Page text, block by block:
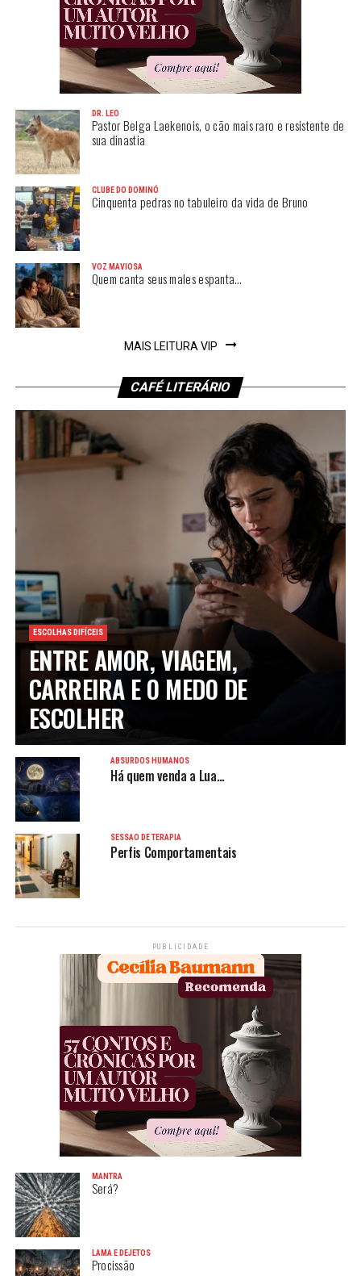
DR. LEO
Pastor Belga Laekenois, o cão mais raro e resistente de
sua dinastia
CLUBE DO DOMINÓ
Cinquenta pedras no tabuleiro da vida de Bruno
VOZ MAVIOSA
Quem canta seus males espanta…
MAIS LEITURA VIP
CAFÉ LITERÁRIO
ESCOLHAS DIFÍCEIS
ENTRE AMOR, VIAGEM,
CARREIRA E O MEDO DE
ESCOLHER
ABSURDOS HUMANOS
Há quem venda a Lua…
SESSÃO DE TERAPIA
Perfis Comportamentais
PUBLICIDADE
MANTRA
Será?
LAMA E DEJETOS
Procissão